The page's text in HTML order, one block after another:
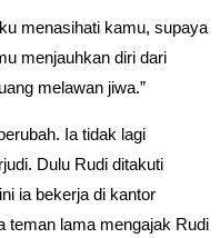
menasihati kamu, supaya
menjauhkan diri dari
melawan jiwa.”
Ia tidak lagi
Dulu Rudi ditakuti
ia bekerja di kantor
teman lama mengajak Rudi